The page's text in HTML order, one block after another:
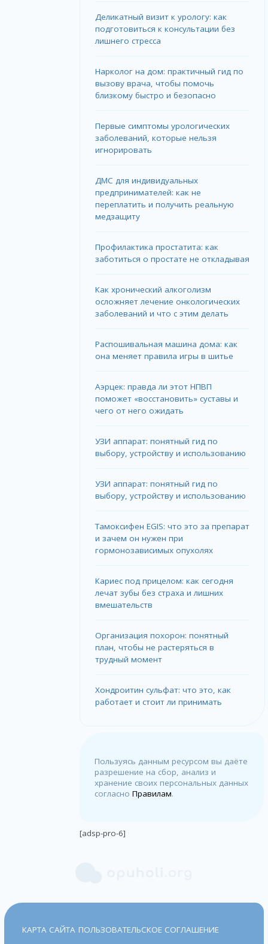
Деликатный визит к урологу: как
подготовиться к консультации без
лишнего стресса
Нарколог на дом: практичный гид по
вызову врача, чтобы помочь
близкому быстро и безопасно
Первые симптомы урологических
заболеваний, которые нельзя
игнорировать
ДМС для индивидуальных
предпринимателей: как не
переплатить и получить реальную
медзащиту
Профилактика простатита: как
заботиться о простате не откладывая
Как хронический алкоголизм
осложняет лечение онкологических
заболеваний и что с этим делать
Распошивальная машина дома: как
она меняет правила игры в шитье
Аэрцек: правда ли этот НПВП
поможет «восстановить» суставы и
чего от него ожидать
УЗИ аппарат: понятный гид по
выбору, устройству и использованию
УЗИ аппарат: понятный гид по
выбору, устройству и использованию
Тамоксифен EGIS: что это за препарат
и зачем он нужен при
гормонозависимых опухолях
Кариес под прицелом: как сегодня
лечат зубы без страха и лишних
вмешательств
Организация похорон: понятный
план, чтобы не растеряться в
трудный момент
Хондроитин сульфат: что это, как
работает и стоит ли принимать
Пользуясь данным ресурсом вы даёте
разрешение на сбор, анализ и
хранение своих персональных данных
согласноПравилам.
[adsp-pro-6]
КАРТА САЙТА ПОЛЬЗОВАТЕЛЬСКОЕ СОГЛАШЕНИЕ